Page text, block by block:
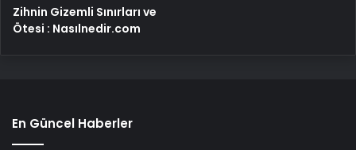
Zihnin Gizemli Sınırları ve
Ötesi : Nasılnedir.com
En Güncel Haberler